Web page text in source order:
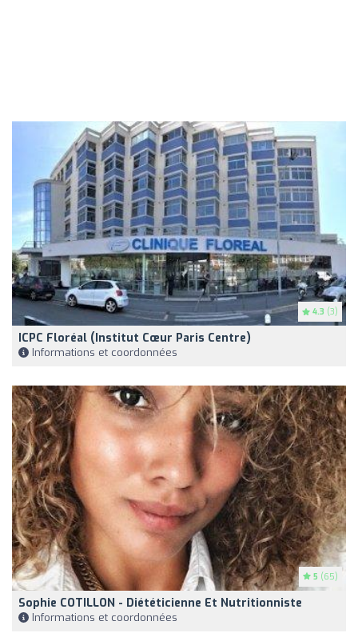
4.3 (3)
ICPC Floréal (Institut Cœur Paris Centre)
Informations et coordonnées
5 (65)
Sophie COTILLON - Diététicienne Et Nutritionniste
Informations et coordonnées